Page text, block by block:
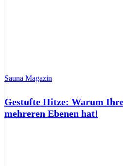
Sauna Magazin
Gestufte Hitze: Warum
mehreren Ebenen hat!